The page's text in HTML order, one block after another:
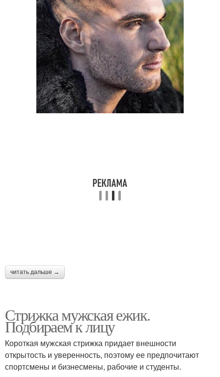
читать дальше →
Стрижка мужская ежик.
Подбираем к лицу
Короткая мужская стрижка придает внешности
открытость и уверенность, поэтому ее предпочитают
спортсмены и бизнесмены, рабочие и студенты.